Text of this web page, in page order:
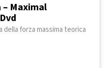
Maximal
forza massima teorica